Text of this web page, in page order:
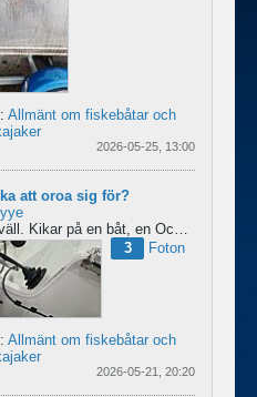
Allmänt om fiskebåtar och
2026-05-25, 13:00
att oroa sig för?
Kikar på en båt, en Ockelbo B16 CC av 1990 års modell, men skulle behöva lite...
3
Foton
Allmänt om fiskebåtar och
2026-05-21, 20:20